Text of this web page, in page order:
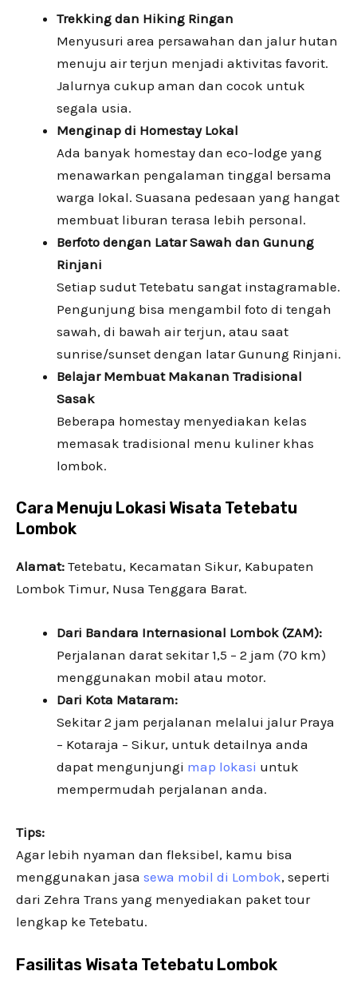
Trekking dan Hiking Ringan
Menyusuri area persawahan dan jalur hutan
menuju air terjun menjadi aktivitas favorit.
Jalurnya cukup aman dan cocok untuk
segala usia.
Menginap di Homestay Lokal
Ada banyak homestay dan eco-lodge yang
menawarkan pengalaman tinggal bersama
warga lokal. Suasana pedesaan yang hangat
membuat liburan terasa lebih personal.
Berfoto dengan Latar Sawah dan Gunung
Rinjani
Setiap sudut Tetebatu sangat instagramable.
Pengunjung bisa mengambil foto di tengah
sawah, di bawah air terjun, atau saat
sunrise/sunset dengan latar Gunung Rinjani.
Belajar Membuat Makanan Tradisional
Sasak
Beberapa homestay menyediakan kelas
memasak tradisional menu kuliner khas
lombok.
Cara Menuju Lokasi Wisata Tetebatu
Lombok
Alamat: Tetebatu, Kecamatan Sikur, Kabupaten
Lombok Timur, Nusa Tenggara Barat.
Dari Bandara Internasional Lombok (ZAM):
Perjalanan darat sekitar 1,5 – 2 jam (70 km)
menggunakan mobil atau motor.
Dari Kota Mataram:
Sekitar 2 jam perjalanan melalui jalur Praya
– Kotaraja – Sikur, untuk detailnya anda
dapat mengunjungi map lokasi untuk
mempermudah perjalanan anda.
Tips:
Agar lebih nyaman dan fleksibel, kamu bisa
menggunakan jasa sewa mobil di Lombok, seperti
dari Zehra Trans yang menyediakan paket tour
lengkap ke Tetebatu.
Fasilitas Wisata Tetebatu Lombok